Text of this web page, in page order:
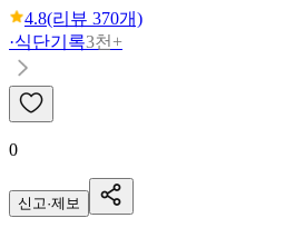
4.8(리뷰 370개)
·식단기록3천+
0
신고·제보